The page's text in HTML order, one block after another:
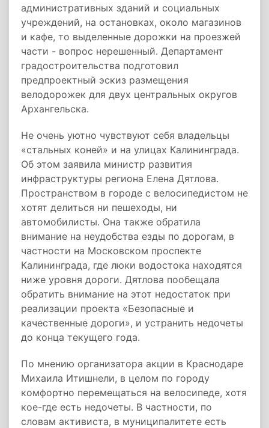
административных зданий и социальных
учреждений, на остановках, около магазинов
и кафе, то выделенные дорожки на проезжей
части - вопрос нерешенный. Департамент
градостроительства подготовил
предпроектный эскиз размещения
велодорожек для двух центральных округов
Архангельска.
Не очень уютно чувствуют себя владельцы
«стальных коней» и на улицах Калининграда.
Об этом заявила министр развития
инфраструктуры региона Елена Дятлова.
Пространством в городе с велосипедистом не
хотят делиться ни пешеходы, ни
автомобилисты. Она также обратила
внимание на неудобства езды по дорогам, в
частности на Московском проспекте
Калининграда, где люки водостока находятся
ниже уровня дороги. Дятлова пообещала
обратить внимание на этот недостаток при
реализации проекта «Безопасные и
качественные дороги», и устранить недочеты
до конца текущего года.
По мнению организатора акции в Краснодаре
Михаила Итишнели, в целом по городу
комфортно перемещаться на велосипеде, хотя
кое-где есть недочеты. В частности, по
словам активиста, в муниципалитете есть